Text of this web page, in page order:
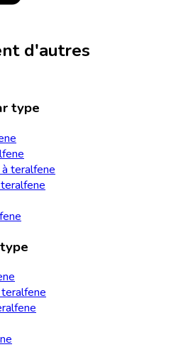
d'autres
type
teralfene